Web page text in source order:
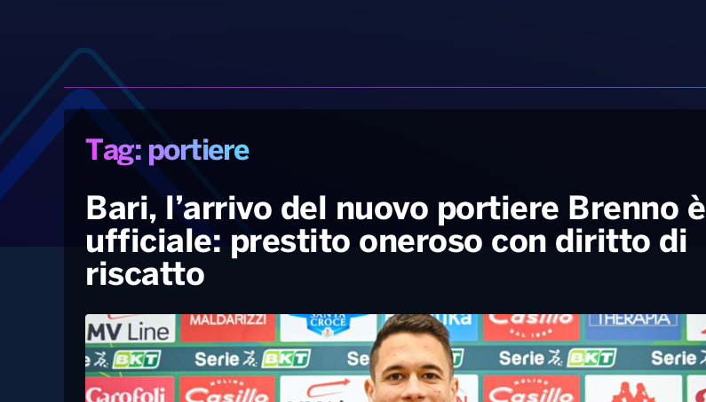
Tag: portiere
Bari, l’arrivo del nuovo portiere Brenno è
ufficiale: prestito oneroso con diritto di
riscatto